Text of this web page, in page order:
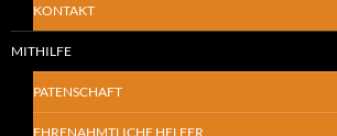
KONTAKT
MITHILFE
PATENSCHAFT
EHRENAHMTLICHE HELFER